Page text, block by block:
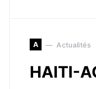
A Actualités
HAITI-